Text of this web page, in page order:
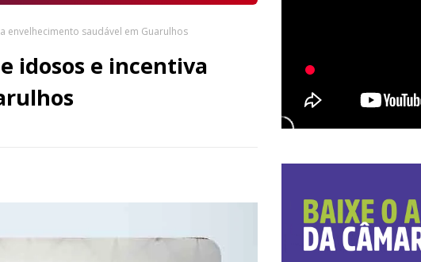
envelhecimento saudável em Guarulhos
idosos e incentiva